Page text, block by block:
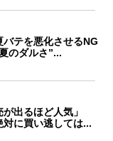
テを悪化させるNG
のダルさ”...
出るほど人気」
対に買い逃しては...